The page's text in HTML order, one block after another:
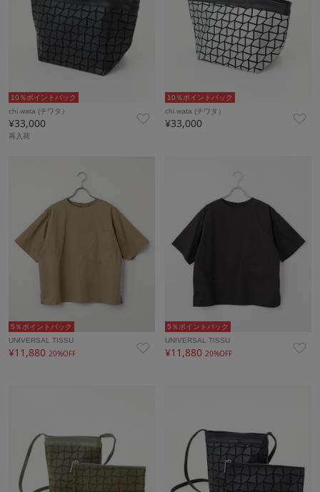
10％ポイントバック
chi.wata (チワタ）
¥33,000
再入荷
10％ポイントバック
chi.wata (チワタ）
¥33,000
5％ポイントバック
UNIVERSAL TISSU
¥11,880 20%OFF
5％ポイントバック
UNIVERSAL TISSU
¥11,88020%OFF